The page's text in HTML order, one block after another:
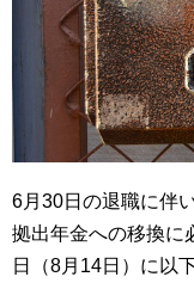
6月30日の退職に伴
拠出年金への移換に
日（8月14日）に以